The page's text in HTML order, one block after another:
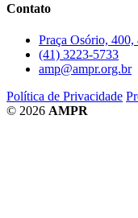
Contato
Praça Osório, 400,
(41) 3223-5733
amp@ampr.org.br
Política de Privacidade
© 2026 AMPR